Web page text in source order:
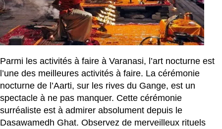
Parmi les activités à faire à Varanasi, l’art nocturne est
l’une des meilleures activités à faire. La cérémonie
nocturne de l’Aarti, sur les rives du Gange, est un
spectacle à ne pas manquer. Cette cérémonie
surréaliste est à admirer absolument depuis le
Dasawamedh Ghat. Observez de merveilleux rituels